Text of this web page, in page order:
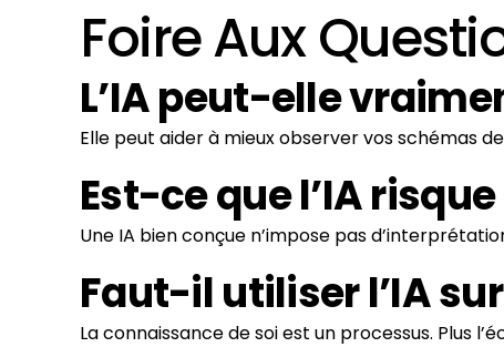
Foire Aux
L’IA peut-elle
Elle peut aider à mieux observer vos schémas
Est-ce que l’IA
Une IA bien conçue n’impose pas
Faut-il utiliser l’IA
La connaissance de soi est un processus. Plus